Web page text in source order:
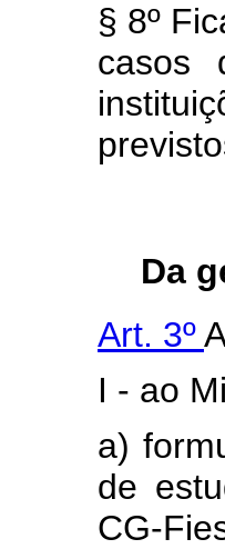
§ 8º
casos
Da
Art. 3º
I - ao
a)
de
CG-